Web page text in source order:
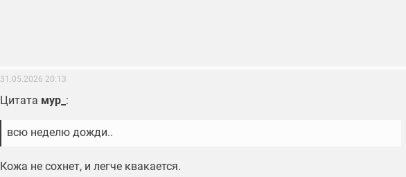
31.05.2026 20:13
Цитата мур_ :
всю неделю дожди..
Кожа не сохнет, и легче квакается.